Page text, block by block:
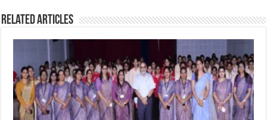
Related Articles